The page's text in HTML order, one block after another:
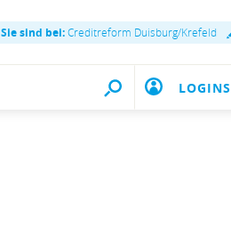
Sie sind bei:Creditreform Duisburg/Krefeld
LOGINS